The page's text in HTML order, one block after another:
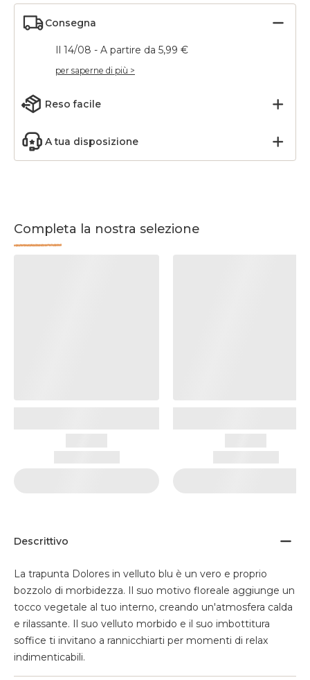
Consegna
Il 14/08 - A partire da 5,99 €
per saperne di più >
Reso facile
A tua disposizione
Completa la nostra selezione
Descrittivo
La trapunta Dolores in velluto blu è un vero e proprio
bozzolo di morbidezza. Il suo motivo floreale aggiunge un
tocco vegetale al tuo interno, creando un'atmosfera calda
e rilassante. Il suo velluto morbido e il suo imbottitura
soffice ti invitano a rannicchiarti per momenti di relax
indimenticabili.